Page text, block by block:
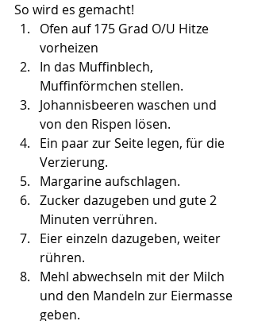
So wird es gemacht!
Ofen auf 175 Grad O/U Hitze
vorheizen
In das Muffinblech,
Muffinförmchen stellen.
Johannisbeeren waschen und
von den Rispen lösen.
Ein paar zur Seite legen, für die
Verzierung.
Margarine aufschlagen.
Zucker dazugeben und gute 2
Minuten verrühren.
Eier einzeln dazugeben, weiter
rühren.
Mehl abwechseln mit der Milch
und den Mandeln zur Eiermasse
geben.